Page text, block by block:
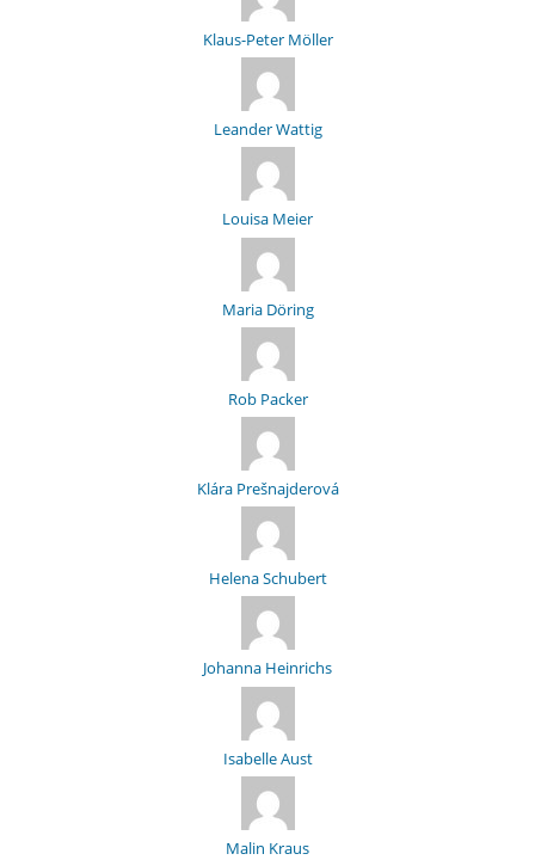
Klaus-Peter Möller
Leander Wattig
Louisa Meier
Maria Döring
Rob Packer
Klára Prešnajderová
Helena Schubert
Johanna Heinrichs
Isabelle Aust
Malin Kraus